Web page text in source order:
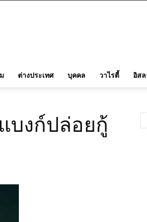
ต่างประเทศ บุคคล วาไรตี้ อิส
บงก์ปล่อยกู้